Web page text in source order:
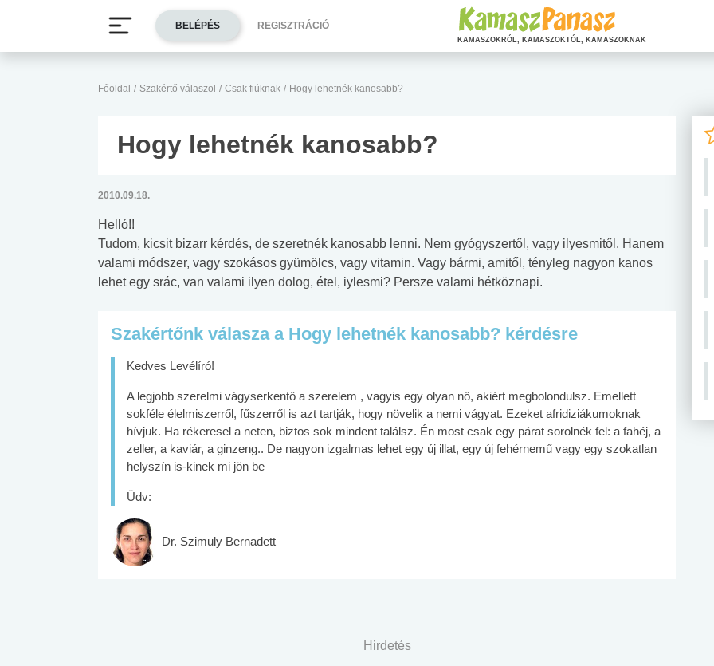
Főoldal / Szakértő válaszol / Csak fiúknak / Hogy lehetnék kanosabb?
Hogy lehetnék kanosabb?
2010.09.18.
Helló!!
Tudom, kicsit bizarr kérdés, de szeretnék kanosabb lenni. Nem gyógyszertől, vagy ilyesmitől. Hanem
valami módszer, vagy szokásos gyümölcs, vagy vitamin. Vagy bármi, amitől, tényleg nagyon kanos
lehet egy srác, van valami ilyen dolog, étel, iylesmi? Persze valami hétköznapi.
Szakértőnk válasza a Hogy lehetnék kanosabb? kérdésre
Kedves Levélíró!
A legjobb szerelmi vágyserkentő a szerelem , vagyis egy olyan nő, akiért megbolondulsz. Emellett
sokféle élelmiszerről, fűszerről is azt tartják, hogy növelik a nemi vágyat. Ezeket afridiziákumoknak
hívjuk. Ha rékeresel a neten, biztos sok mindent találsz. Én most csak egy párat sorolnék fel: a fahéj, a
zeller, a kaviár, a ginzeng.. De nagyon izgalmas lehet egy új illat, egy új fehérnemű vagy egy szokatlan
helyszín is-kinek mi jön be
Üdv:
Dr. Szimuly Bernadett
Hirdetés
BELÉPÉS REGISZTRÁCIÓ
KAMASZOKRÓL, KAMASZOKTÓL, KAMASZOKNAK